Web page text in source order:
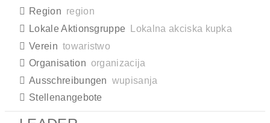
Region region
Lokale Aktionsgruppe
Lokalna akciska kupka
Verein towaristwo
Organisation organizacija
Ausschreibungen wupisanja
Stellenangebote